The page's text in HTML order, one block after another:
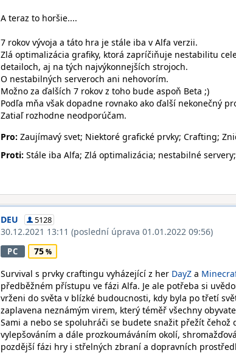
A teraz to horšie....
7 rokov vývoja a táto hra je stále iba v Alfa verzii.
Zlá optimalizácia grafiky, ktorá zapríčiňuje nestabilitu
detailoch, aj na tých najvýkonnejších strojoch.
O nestabilných serveroch ani nehovorím.
Možno za ďalších 7 rokov z toho bude aspoň Beta ;)
Podľa mňa však dopadne rovnako ako ďalší nekonečný
Zatiaľ rozhodne neodporúčam.
Pro: Zaujímavý svet; Niektoré grafické prvky; Crafting;
Proti: Stále iba Alfa; Zlá optimalizácia; nestabilné
DEU 5128
30.12.2021 13:11 (poslední úprava 01.01.2022 09:56)
PC
75
Survival s prvky craftingu vyházející z her DayZ a
předběžném přístupu ve fázi Alfa. Je ale potřeba si
vrženi do světa v blízké budoucnosti, kdy byla po třetí
zaplavena neznámým virem, který téměř všechny
Sami a nebo se spoluhráči se budete snažit přežít
vylepšováním a dále prozkoumáváním okolí,
pozdější fázi hry i střelných zbraní a dopravních